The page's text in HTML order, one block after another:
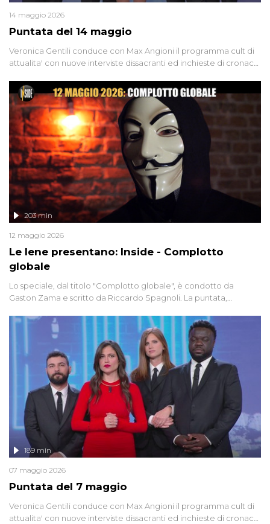
Puntata del 14 maggio
14 maggio 2026
Veronica Gentili conduce con Max Angioni il programma cult di
attualita' con nuove interviste dissacranti ed inchieste di cronaca
Le Iene presentano: Inside - Complotto
globale
203 min
12 maggio 2026
Lo speciale, dal titolo "Complotto globale", è condotto da
Gaston Zama e scritto da Riccardo Spagnoli. La puntata,
racconta l'universo delle narrazioni alternative, dei sospetti
globali e del complottismo che negli ultimi anni hanno invaso
social network, talk show, piazze digitali e immaginario collettivo.
Puntata del 7 maggio
189 min
07 maggio 2026
Veronica Gentili conduce con Max Angioni il programma cult di
attualita' con nuove interviste dissacranti ed inchieste di cronaca